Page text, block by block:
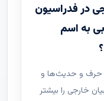
در فدراسیون
یک مربی به اسم
حرف و حدیث‌ها و
خارجی را بیشتر